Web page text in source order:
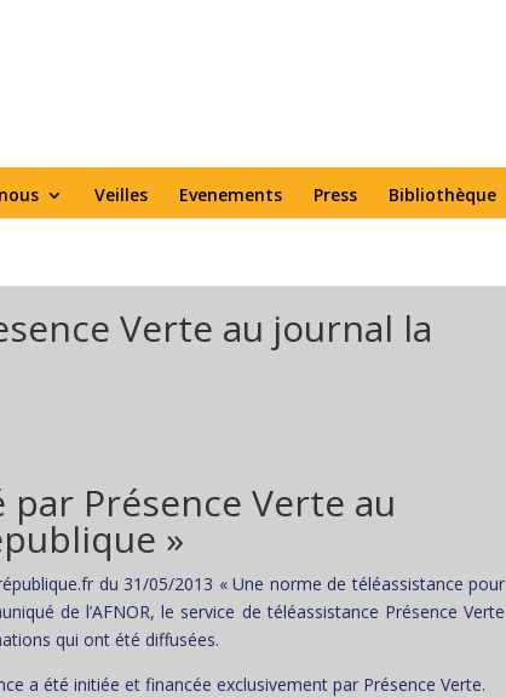
Veilles Evenements Press Bibliothèque
Verte au journal la
Présence Verte au
»
du 31/05/2013 « Une norme de téléassistance pour
de l’AFNOR, le service de téléassistance Présence Verte
qui ont été diffusées.
a été initiée et financée exclusivement par Présence Verte.